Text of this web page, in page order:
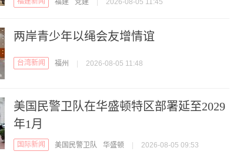
福建 党建 2026-08-05 11:45
两岸青少年以绳会友增情谊
台湾新闻 福州 2026-08-05 11:48
美国民警卫队在华盛顿特区部署延至2029
年1月
国际新闻 美国民警卫队 华盛顿 2026-08-05 09:53